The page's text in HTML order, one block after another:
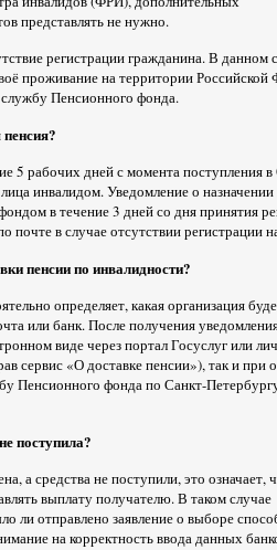
представлять не нужно.
регистрации гражданина. В данном
проживание на территории Российской
Пенсионного фонда.
5 рабочих дней с момента поступления
инвалидом. Уведомление о
в течение 3 дней со дня принятия
почте в случае отсутствии регистрации
пенсии по инвалидности?
определяет, какая организация
или банк. После получения
виде через портал Госуслуг или
сервис «О доставке пенсии»), так и при
Пенсионного фонда по Санкт-
поступила?
а средства не поступили, это означает,
выплату получателю. В таком случае
ли отправлено заявление о выборе
на корректность ввода данных